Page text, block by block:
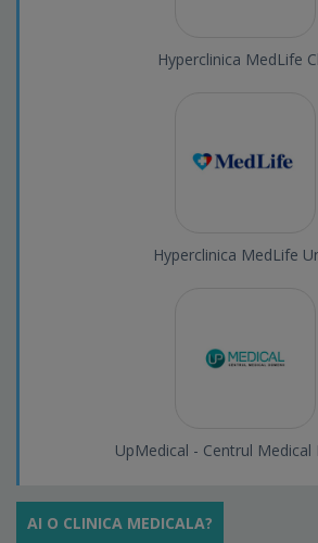
Hyperclinica MedLife
Hyperclinica MedLife
UpMedical - Centrul Medical
AI O CLINICA MEDICALA?